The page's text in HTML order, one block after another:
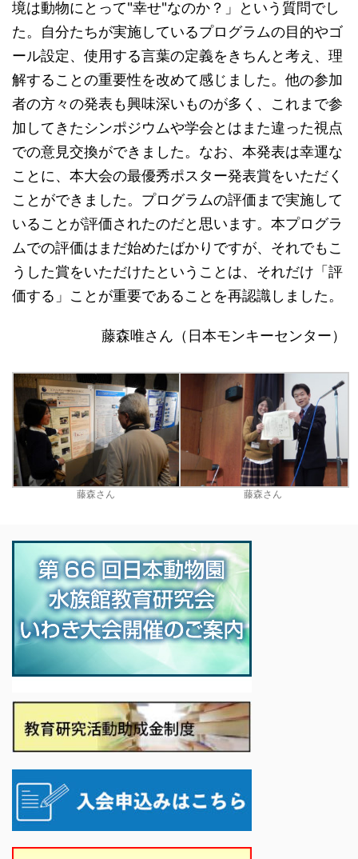
境は動物にとって"幸せ"なのか？」という質問でし
た。自分たちが実施しているプログラムの目的やゴ
ール設定、使用する言葉の定義をきちんと考え、理
解することの重要性を改めて感じました。他の参加
者の方々の発表も興味深いものが多く、これまで参
加してきたシンポジウムや学会とはまた違った視点
での意見交換ができました。なお、本発表は幸運な
ことに、本大会の最優秀ポスター発表賞をいただく
ことができました。プログラムの評価まで実施して
いることが評価されたのだと思います。本プログラ
ムでの評価はまだ始めたばかりですが、それでもこ
うした賞をいただけたということは、それだけ「評
価する」ことが重要であることを再認識しました。
藤森唯さん（日本モンキーセンター）
藤森さん 藤森さん